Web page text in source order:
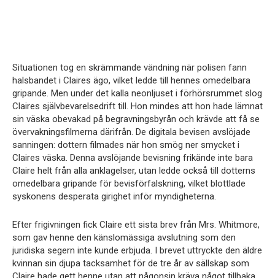
Situationen tog en skrämmande vändning när polisen fann
halsbandet i Claires ägo, vilket ledde till hennes omedelbara
gripande. Men under det kalla neonljuset i förhörsrummet slog
Claires självbevarelsedrift till. Hon mindes att hon hade lämnat
sin väska obevakad på begravningsbyrån och krävde att få se
övervakningsfilmerna därifrån. De digitala bevisen avslöjade
sanningen: dottern filmades när hon smög ner smycket i
Claires väska. Denna avslöjande bevisning frikände inte bara
Claire helt från alla anklagelser, utan ledde också till dotterns
omedelbara gripande för bevisförfalskning, vilket blottlade
syskonens desperata girighet inför myndigheterna.
Efter frigivningen fick Claire ett sista brev från Mrs. Whitmore,
som gav henne den känslomässiga avslutning som den
juridiska segern inte kunde erbjuda. I brevet uttryckte den äldre
kvinnan sin djupa tacksamhet för de tre år av sällskap som